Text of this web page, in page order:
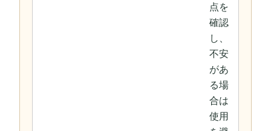
点を
確認
し、
不安
があ
る場
合は
使用